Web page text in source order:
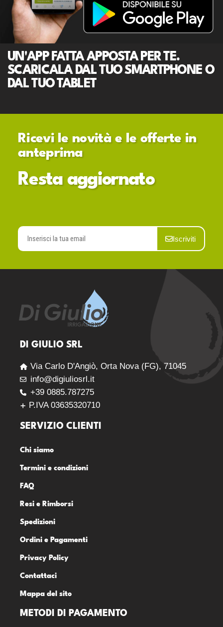
UN'APP FATTA APPOSTA PER TE.
SCARICALA DAL TUO SMARTPHONE O
DAL TUO TABLET
Ricevi le novità e le offerte in
anteprima
Resta aggiornato
Iscriviti
DI GIULIO SRL
Via Carlo D'Angiò, Orta Nova (FG), 71045
info@digiuliosrl.it
+39 0885.787275
P.IVA 03635320710
SERVIZIO CLIENTI
Chi siamo
Termini e condizioni
FAQ
Resi e Rimborsi
Spedizioni
Ordini e Pagamenti
Privacy Policy
Contattaci
Mappa del sito
METODI DI PAGAMENTO